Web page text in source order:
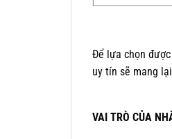
Để lựa chọn
uy tín sẽ mang
VAI TRÒ CỦA